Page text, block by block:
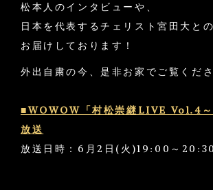
松本人のインタビューや、
日本を代表するチェリスト宮田大と
お届けしております！
外出自粛の今、是非お家でご覧くださ
■WOWOW「村松崇継LIVE Vol.4
放送
放送日時：6月2日(火)19:00～